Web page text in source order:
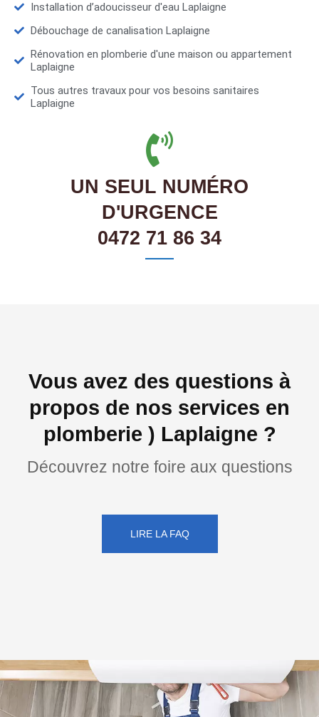
Installation d’adoucisseur d'eau Laplaigne
Débouchage de canalisation Laplaigne
Rénovation en plomberie d'une maison ou appartement
Laplaigne
Tous autres travaux pour vos besoins sanitaires
Laplaigne
UN SEUL NUMÉRO
D'URGENCE
0472 71 86 34
Vous avez des questions à
propos de nos services en
plomberie ) Laplaigne ?
Découvrez notre foire aux questions
LIRE LA FAQ